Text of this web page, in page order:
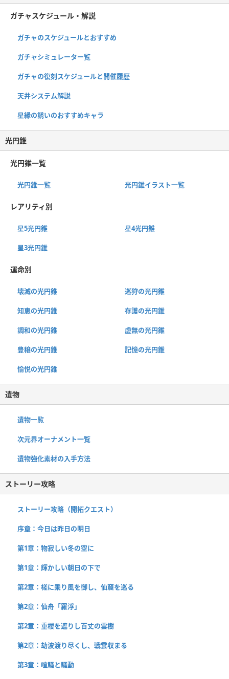
ガチャスケジュール・解説
ガチャのスケジュールとおすすめ
ガチャシミュレーター覧
ガチャの復刻スケジュールと開催履歴
天井システム解説
星縁の誘いのおすすめキャラ
光円錐
光円錐一覧
光円錐一覧 光円錐イラスト一覧
レアリティ別
星5光円錐 星4光円錐
星3光円錐
運命別
壊滅の光円錐 巡狩の光円錐
知恵の光円錐 存護の光円錐
調和の光円錐 虚無の光円錐
豊穣の光円錐 記憶の光円錐
愉悦の光円錐
遺物
遺物一覧
次元界オーナメント一覧
遺物強化素材の入手方法
ストーリー攻略
ストーリー攻略（開拓クエスト）
序章：今日は昨日の明日
第1章：物寂しい冬の空に
第1章：輝かしい朝日の下で
第2章：槎に乗り風を御し、仙窟を巡る
第2章：仙舟「羅浮」
第2章：重楼を遮りし百丈の雲樹
第2章：劫波渡り尽くし、戦雲収まる
第3章：喧騒と騒動